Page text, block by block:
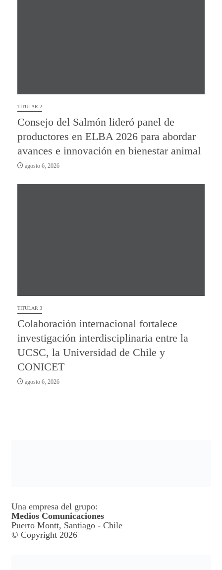
TITULAR 2
Consejo del Salmón lideró panel de
productores en ELBA 2026 para abordar
avances e innovación en bienestar animal
agosto 6, 2026
TITULAR 3
Colaboración internacional fortalece
investigación interdisciplinaria entre la
UCSC, la Universidad de Chile y
CONICET
agosto 6, 2026
Una empresa del grupo:
Medios Comunicaciones
Puerto Montt, Santiago - Chile
© Copyright 2026